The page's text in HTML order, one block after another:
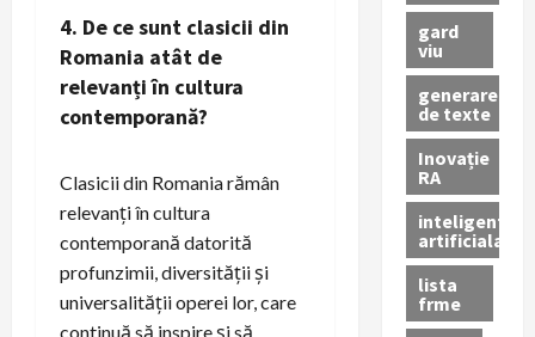
4. De ce sunt clasicii din
Romania atât de
relevanți în cultura
contemporană?
Clasicii din Romania rămân
relevanți în cultura
contemporană datorită
profunzimii, diversității și
universalității operei lor, care
continuă să inspire și să
gard
viu
generare
de texte
Inovație
RA
inteligenta
artificiala
lista
frme